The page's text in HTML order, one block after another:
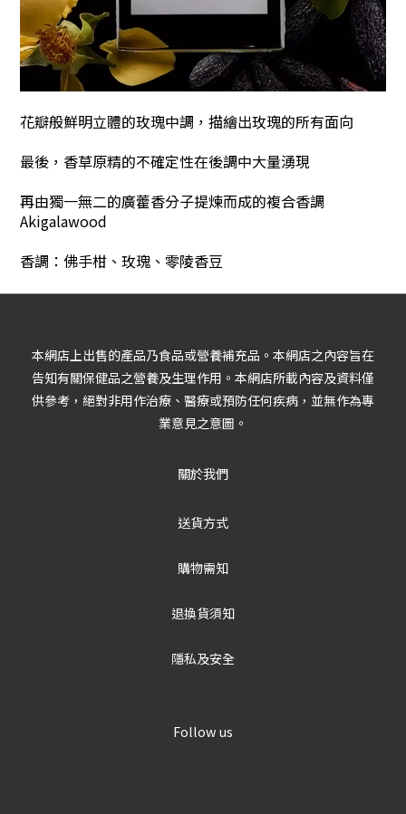
花瓣般鮮明立體的玫瑰中調，描繪出玫瑰的所有面向
最後，香草原精的不確定性在後調中大量湧現
再由獨一無二的廣藿香分子提煉而成的複合香調
Akigalawood
香調：佛手柑、玫瑰、零陵香豆
本網店上出售的產品乃食品或營養補充品。本網店之內容旨在
告知有關保健品之營養及生理作用。本網店所載內容及資料僅
供參考，絕對非用作治療、醫療或預防任何疾病，並無作為專
業意見之意圖。
關於我們
送貨方式
購物需知
退換貨須知
隱私及安全
Follow us